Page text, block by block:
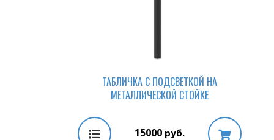
ТАБЛИЧКА С ПОДСВЕТКОЙ НА
МЕТАЛЛИЧЕСКОЙ СТОЙКЕ
15000руб.